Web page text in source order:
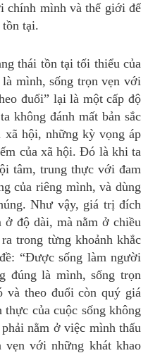
chính mình và thế giới để
tại.
tồn tại tối thiểu của
mình, sống trọn vẹn với
đuổi” lại là một cấp độ
không đánh mất bản sắc
xã hội, những kỳ vọng áp
của xã hội. Đó là khi ta
tâm, trung thực với đam
của riêng mình, và dùng
Như vậy, giá trị đích
ở độ dài, mà nằm ở chiều
trong từng khoảnh khắc
“Được sống làm người
đúng là mình, sống trọn
và theo đuổi còn quý giá
của cuộc sống không
nằm ở việc mình thấu
vẹn với những khát khao